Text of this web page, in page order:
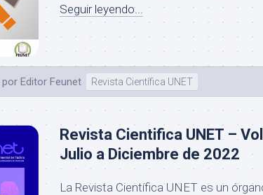
Seguir leyendo...
por Editor Feunet Revista Científica UNET
Revista Cientifica UNET –
Julio a Diciembre de 2022
La Revista Científica UNET es un